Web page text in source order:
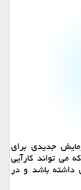
جدیدی برای
می تواند كارآیی
داشته باشد و در